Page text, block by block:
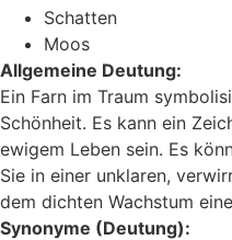
Schatten
Moos
Allgemeine Deutung:
Ein Farn im Traum
Schönheit. Es kann ein
ewigem Leben sein. Es
Sie in einer unklaren,
dem dichten Wachstum
Synonyme (Deutung):